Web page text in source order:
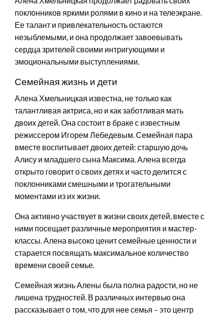
поклонников яркими ролями в кино и на телеэкране.
Ее талант и привлекательность остаются
незыблемыми, и она продолжает завоевывать
сердца зрителей своими интригующими и
эмоциональными выступлениями.
Семейная жизнь и дети
Алена Хмельницкая известна, не только как
талантливая актриса, но и как заботливая мать
двоих детей. Она состоит в браке с известным
режиссером Игорем Лебедевым. Семейная пара
вместе воспитывает двоих детей: старшую дочь
Алису и младшего сына Максима. Алена всегда
открыто говорит о своих детях и часто делится с
поклонниками смешными и трогательными
моментами из их жизни.
Она активно участвует в жизни своих детей, вместе с
ними посещает различные мероприятия и мастер-
классы. Алена высоко ценит семейные ценности и
старается посвящать максимальное количество
времени своей семье.
Семейная жизнь Алены была полна радости, но не
лишена трудностей. В различных интервью она
рассказывает о том, что для нее семья – это центр